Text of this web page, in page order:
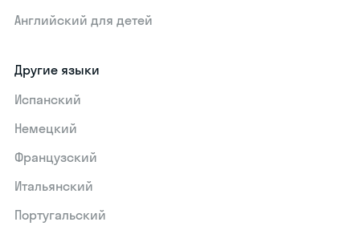
Английский для детей
Другие языки
Испанский
Немецкий
Французский
Итальянский
Португальский